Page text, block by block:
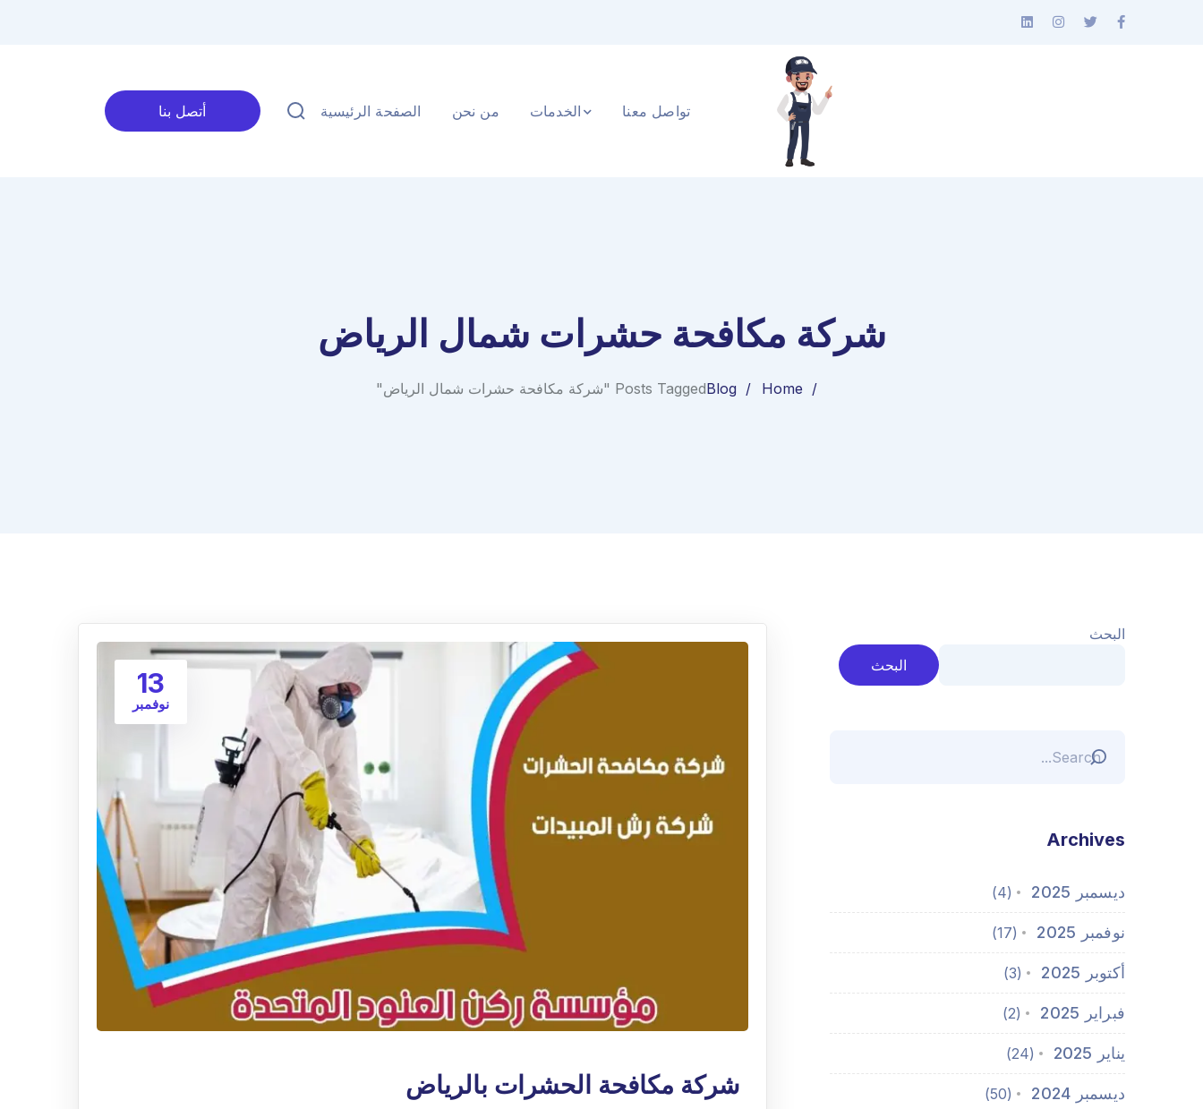
الصفحة الرئيسية من نحن الخدمات تواصل معنا أتصل بنا
شركة مكافحة حشرات شمال الرياض
Home
BlogPosts Tagged "شركة مكافحة حشرات شمال الرياض"
13
نوفمبر
شركة مكافحة الحشرات بالرياض
البحث
البحث
Archives
ديسمبر 2025 (4)
نوفمبر 2025 (17)
أكتوبر 2025 (3)
فبراير 2025 (2)
يناير 2025 (24)
ديسمبر 2024 (50)